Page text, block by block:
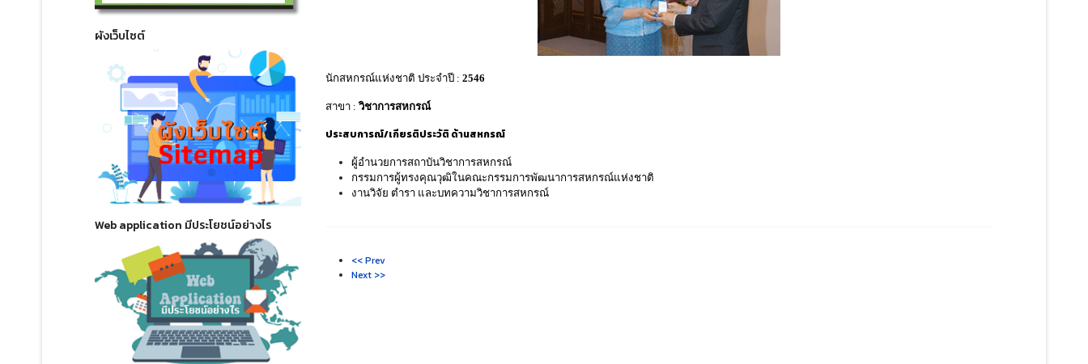
ผังเว็บไซต์
Web application มีประโยชน์อย่างไร
นักสหกรณ์แห่งชาติ ประจำปี : 2546
สาขา :วิชาการสหกรณ์
ประสบการณ์/เกียรติประวัติ ด้านสหกรณ์
ผู้อำนวยการสถาบันวิชาการสหกรณ์
กรรมการผู้ทรงคุณวุฒิในคณะกรรมการพัฒนาการสหกรณ์แห่งชาติ
งานวิจัย ตำรา และบทความวิชาการสหกรณ์
<< Prev
Next >>